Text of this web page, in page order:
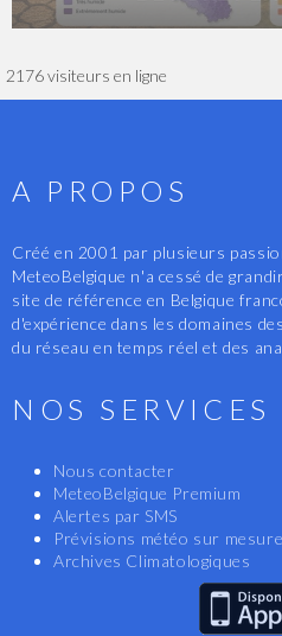
2176 visiteurs en ligne
A PROPOS
Créé en 2001 par plusieurs
MeteoBelgique n'a cessé de
site de référence en Belgique
d'expérience dans les domaines
du réseau en temps réel et des
NOS SERVICES
Nous contacter
MeteoBelgique Premium
Alertes par SMS
Prévisions météo sur mesure
Archives Climatologiques